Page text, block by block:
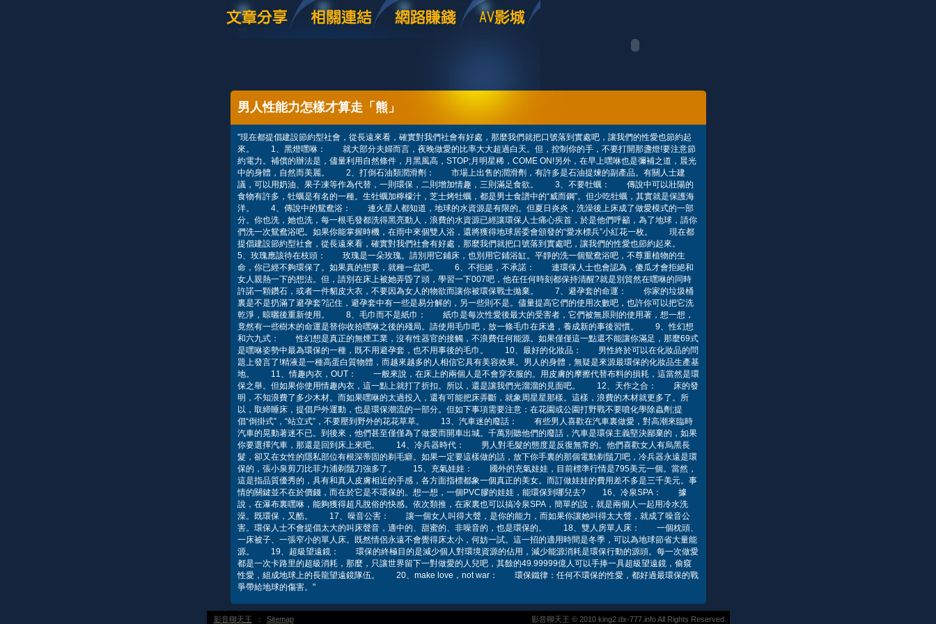
男人性能力怎樣才算走「熊」
"現在都提倡建設節約型社會，從長遠來看，確實對我們社會有好處，那麼我們就把口號落到實處吧，讓我們的性愛也節約起
來。 1、黑燈嘿咻： 就大部分夫婦而言，夜晚做愛的比率大大超過白天。但，控制你的手，不要打開那盞燈!要注意節
約電力。補償的辦法是，儘量利用自然條件，月黑風高，STOP;月明星稀，COME ON!另外，在早上嘿咻也是彌補之道，晨光
中的身體，自然而美麗。 2、打倒石油類潤滑劑： 市場上出售的潤滑劑，有許多是石油提煉的副產品。有關人士建
議，可以用奶油、果子凍等作為代替，一則環保，二則增加情趣，三則滿足食欲。 3、不要牡蠣： 傳說中可以壯陽的
食物有許多，牡蠣是有名的一種。生牡蠣加檸檬汁，芝士烤牡蠣，都是男士食譜中的“威而鋼”。但少吃牡蠣，其實就是保護海
洋。 4、傳說中的鴛鴦浴： 連火星人都知道，地球的水資源是有限的。但夏日炎炎，洗澡後上床成了做愛模式的一部
分。你也洗，她也洗，每一根毛發都洗得黑亮動人，浪費的水資源已經讓環保人士痛心疾首，於是他們呼籲，為了地球，請你
們洗一次鴛鴦浴吧。如果你能掌握時機，在雨中來個雙人浴，還將獲得地球居委會頒發的“愛水標兵”小紅花一枚。 現在都
提倡建設節約型社會，從長遠來看，確實對我們社會有好處，那麼我們就把口號落到實處吧，讓我們的性愛也節約起來。
5、玫瑰應該待在枝頭： 玫瑰是一朵玫瑰。請別用它鋪床，也別用它鋪浴缸。平靜的洗一個鴛鴦浴吧，不尊重植物的生
命，你已經不夠環保了。如果真的想要，就種一盆吧。 6、不拒絕，不承諾： 連環保人士也會認為，傻瓜才會拒絕和
女人親熱一下的想法。但，請別在床上被她弄昏了頭，學習一下007吧，他在任何時刻都保持清醒?就是別貿然在嘿咻的同時
許諾一顆鑽石，或者一件貂皮大衣，不要因為女人的物欲而讓你被環保戰士拋棄。 7、避孕套的命運： 你家的垃圾桶
裏是不是扔滿了避孕套?記住，避孕套中有一些是易分解的，另一些則不是。儘量提高它們的使用次數吧，也許你可以把它洗
乾淨，晾曬後重新使用。 8、毛巾而不是紙巾： 紙巾是每次性愛後最大的受害者，它們被無原則的使用著，想一想，
竟然有一些樹木的命運是替你收拾嘿咻之後的殘局。請使用毛巾吧，放一條毛巾在床邊，養成新的事後習慣。 9、性幻想
和六九式： 性幻想是真正的無煙工業，沒有性器官的接觸，不浪費任何能源。如果僅僅這一點還不能讓你滿足，那麼69式
是嘿咻姿勢中最為環保的一種，既不用避孕套，也不用事後的毛巾。 10、最好的化妝品： 男性終於可以在化妝品的問
題上發言了!精液是一種高蛋白質物體，而越來越多的人相信它具有美容效果。男人的身體，無疑是來源最環保的化妝品生產基
地。 11、情趣內衣，OUT： 一般來說，在床上的兩個人是不會穿衣服的。用皮膚的摩擦代替布料的損耗，這當然是環
保之舉。但如果你使用情趣內衣，這一點上就打了折扣。所以，還是讓我們光溜溜的見面吧。 12、天作之合： 床的發
明，不知浪費了多少木材。而如果嘿咻的太過投入，還有可能把床弄斷，就象周星星那樣。這樣，浪費的木材就更多了。所
以，取締睡床，提倡戶外運動，也是環保潮流的一部分。但如下事項需要注意：在花園或公園打野戰不要噴化學除蟲劑;提
倡“倒掛式”，“站立式”，不要壓到野外的花花草草。 13、汽車迷的廢話： 有些男人喜歡在汽車裏做愛，對高潮來臨時
汽車的晃動著迷不已。到後來，他們甚至僅僅為了做愛而開車出城。千萬別聽他們的廢話，汽車是環保主義堅決鄙棄的，如果
你要選擇汽車，那還是回到床上來吧。 14、冷兵器時代： 男人對毛髮的態度是反復無常的。他們喜歡女人有烏黑長
髮，卻又在女性的隱私部位有根深蒂固的剃毛癖。如果一定要這樣做的話，放下你手裏的那個電動剃鬚刀吧，冷兵器永遠是環
保的，張小泉剪刀比菲力浦剃鬚刀強多了。 15、充氣娃娃： 國外的充氣娃娃，目前標準行情是795美元一個。當然，
這是指品質優秀的，具有和真人皮膚相近的手感，各方面指標都象一個真正的美女。而訂做娃娃的費用差不多是三千美元。事
情的關鍵並不在於價錢，而在於它是不環保的。想一想，一個PVC膠的娃娃，能環保到哪兒去? 16、冷泉SPA： 據
說，在瀑布裏嘿咻，能夠獲得超凡脫俗的快感。依次類推，在家裏也可以搞冷泉SPA，簡單的說，就是兩個人一起用冷水洗
澡。既環保，又酷。 17、噪音公害： 讓一個女人叫得大聲，是你的能力，而如果你讓她叫得太大聲，就成了噪音公
害。環保人士不會提倡太大的叫床聲音，適中的、甜蜜的、非噪音的，也是環保的。 18、雙人房單人床： 一個枕頭、
一床被子、一張窄小的單人床。既然情侶永遠不會覺得床太小，何妨一試。這一招的適用時間是冬季，可以為地球節省大量能
源。 19、超級望遠鏡： 環保的終極目的是減少個人對環境資源的佔用，減少能源消耗是環保行動的源頭。每一次做愛
都是一次卡路里的超級消耗，那麼，只讓世界留下一對做愛的人兒吧，其餘的49.99999億人可以手捧一具超級望遠鏡，偷窺
性愛，組成地球上的長龍望遠鏡隊伍。 20、make love，not war： 環保鐵律：任何不環保的性愛，都好過最環保的戰
爭帶給地球的傷害。"
影音聊天王 ： Sitemap 影音聊天王 © 2010 king2.dx-777.info All Rights Reserved.